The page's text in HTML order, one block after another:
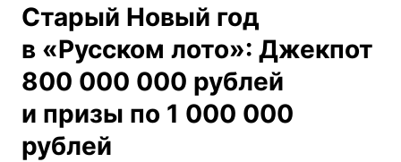
Старый Новый год
в «Русском лото»: Джекпот
800 000 000 рублей
и призы по 1 000 000
рублей